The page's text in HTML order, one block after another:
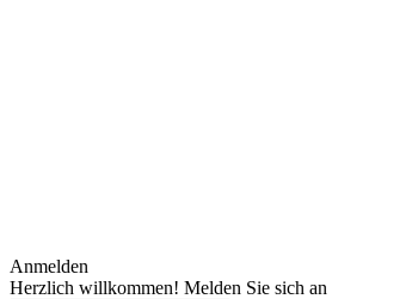
Anmelden
Herzlich willkommen! Melden Sie sich an